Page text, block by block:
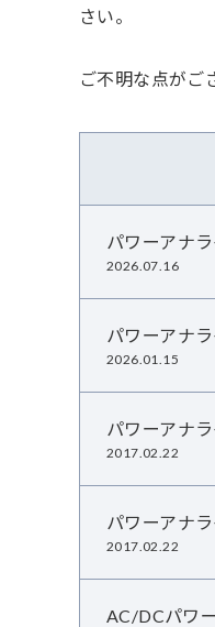
さい。
ご不明な点がご
パワーアナ
2026.07.16
パワーアナ
2026.01.15
パワーアナ
2017.02.22
パワーアナ
2017.02.22
AC/DCパワ